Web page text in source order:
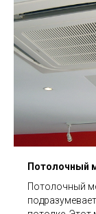
Потолочный
Потолочный